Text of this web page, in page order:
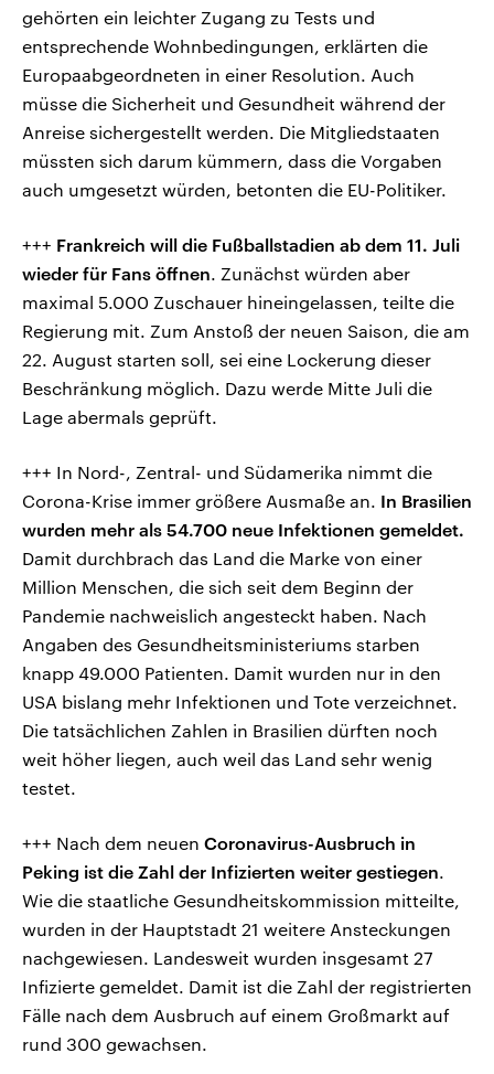
gehörten ein leichter Zugang zu Tests und
entsprechende Wohnbedingungen, erklärten die
Europaabgeordneten in einer Resolution. Auch
müsse die Sicherheit und Gesundheit während der
Anreise sichergestellt werden. Die Mitgliedstaaten
müssten sich darum kümmern, dass die Vorgaben
auch umgesetzt würden, betonten die EU-Politiker.
+++ Frankreich will die Fußballstadien ab dem 11. Juli
wieder für Fans öffnen. Zunächst würden aber
maximal 5.000 Zuschauer hineingelassen, teilte die
Regierung mit. Zum Anstoß der neuen Saison, die am
22. August starten soll, sei eine Lockerung dieser
Beschränkung möglich. Dazu werde Mitte Juli die
Lage abermals geprüft.
+++ In Nord-, Zentral- und Südamerika nimmt die
Corona-Krise immer größere Ausmaße an. In Brasilien
wurden mehr als 54.700 neue Infektionen gemeldet.
Damit durchbrach das Land die Marke von einer
Million Menschen, die sich seit dem Beginn der
Pandemie nachweislich angesteckt haben. Nach
Angaben des Gesundheitsministeriums starben
knapp 49.000 Patienten. Damit wurden nur in den
USA bislang mehr Infektionen und Tote verzeichnet.
Die tatsächlichen Zahlen in Brasilien dürften noch
weit höher liegen, auch weil das Land sehr wenig
testet.
+++ Nach dem neuen Coronavirus-Ausbruch in
Peking ist die Zahl der Infizierten weiter gestiegen.
Wie die staatliche Gesundheitskommission mitteilte,
wurden in der Hauptstadt 21 weitere Ansteckungen
nachgewiesen. Landesweit wurden insgesamt 27
Infizierte gemeldet. Damit ist die Zahl der registrierten
Fälle nach dem Ausbruch auf einem Großmarkt auf
rund 300 gewachsen.